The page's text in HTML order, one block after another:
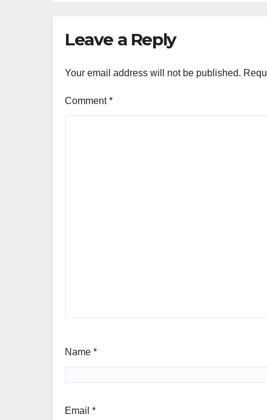
Leave a Reply
Your email address will not be published.
Comment*
Name *
Email *